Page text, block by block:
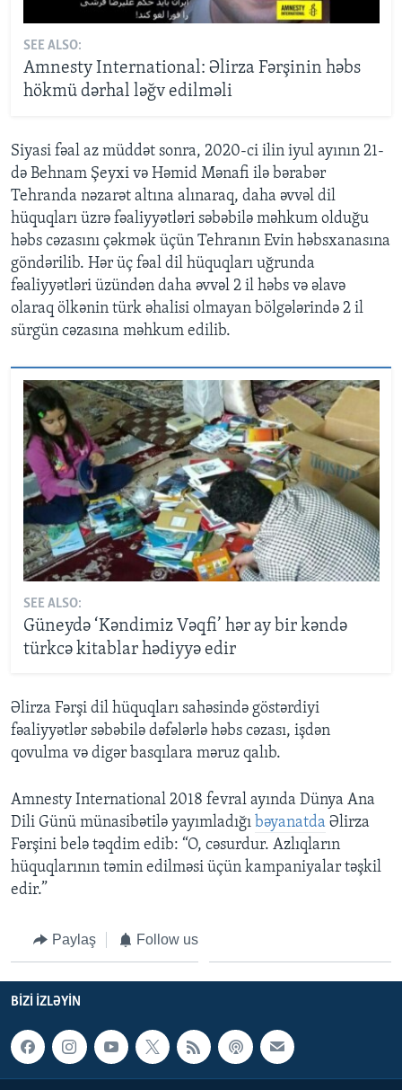
SEE ALSO:
Amnesty International: Əlirza Fərşinin həbs
hökmü dərhal ləğv edilməli
Siyasi fəal az müddət sonra, 2020-ci ilin iyul ayının 21-
də Behnam Şeyxi və Həmid Mənafi ilə bərabər
Tehranda nəzarət altına alınaraq, daha əvvəl dil
hüquqları üzrə fəaliyyətləri səbəbilə məhkum olduğu
həbs cəzasını çəkmək üçün Tehranın Evin həbsxanasına
göndərilib. Hər üç fəal dil hüquqları uğrunda
fəaliyyətləri üzündən daha əvvəl 2 il həbs və əlavə
olaraq ölkənin türk əhalisi olmayan bölgələrində 2 il
sürgün cəzasına məhkum edilib.
SEE ALSO:
Güneydə ‘Kəndimiz Vəqfi’ hər ay bir kəndə
türkcə kitablar hədiyyə edir
Əlirza Fərşi dil hüquqları sahəsində göstərdiyi
fəaliyyətlər səbəbilə dəfələrlə həbs cəzası, işdən
qovulma və digər basqılara məruz qalıb.
Amnesty International 2018 fevral ayında Dünya Ana
Dili Günü münasibətilə yayımladığı bəyanatda Əlirza
Fərşini belə təqdim edib: “O, cəsurdur. Azlıqların
hüquqlarının təmin edilməsi üçün kampaniyalar təşkil
edir.”
Paylaş Follow us
BIZI IZLƏYIN